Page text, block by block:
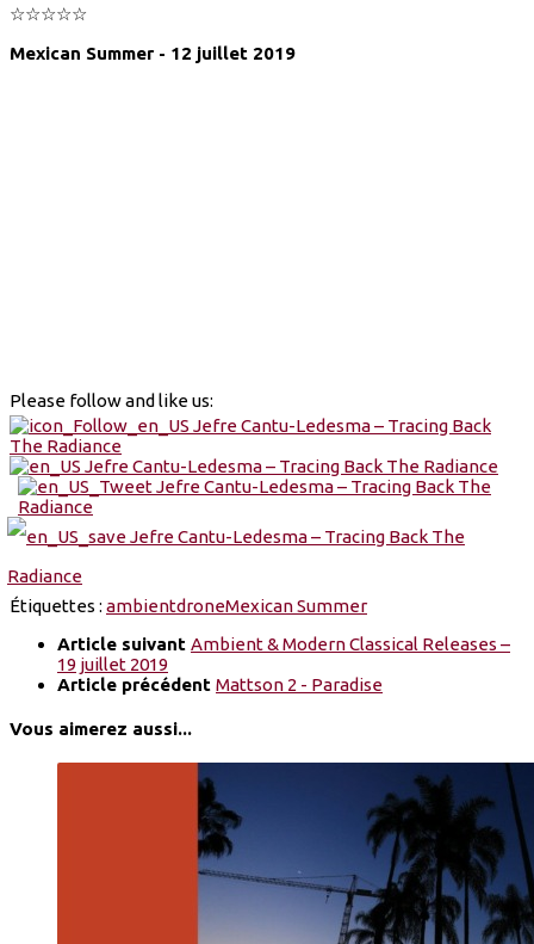
☆☆☆☆☆
Mexican Summer - 12 juillet 2019
Please follow and like us:
Étiquettes : ambientdroneMexican Summer
Article suivant Ambient & Modern Classical Releases –
19 juillet 2019
Article précédent Mattson 2 - Paradise
Vous aimerez aussi...